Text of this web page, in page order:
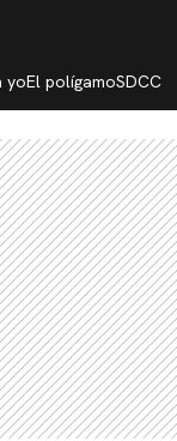
yoEl polígamoSDCC